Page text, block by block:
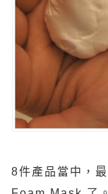
8件產品當中，